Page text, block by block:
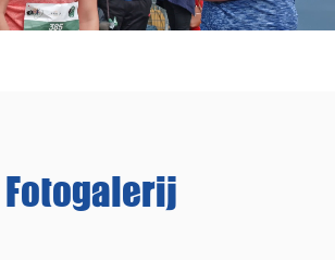
Fotogalerij